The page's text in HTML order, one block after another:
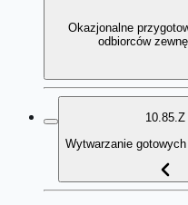
Okazjonalne
odbiorców
10.85.Z
Wytwarzanie